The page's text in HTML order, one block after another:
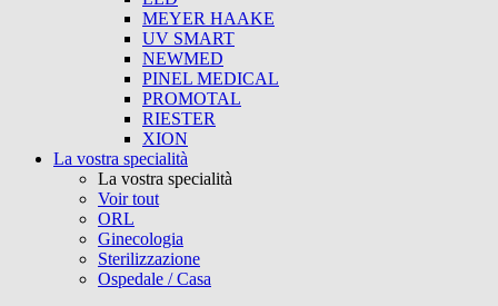
MEYER HAAKE
UV SMART
NEWMED
PINEL MEDICAL
PROMOTAL
RIESTER
XION
La vostra specialità
La vostra specialità
Voir tout
ORL
Ginecologia
Sterilizzazione
Ospedale / Casa